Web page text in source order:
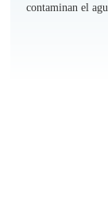
contaminan el